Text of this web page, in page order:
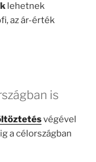
lehetnek
az ár-érték
is
végével
a célországban